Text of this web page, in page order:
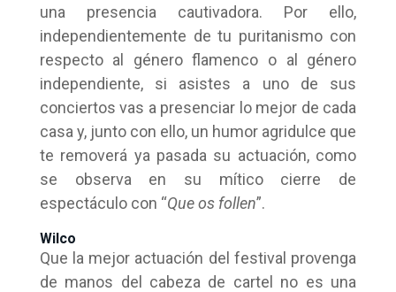
una presencia cautivadora. Por ello,
independientemente de tu puritanismo con
respecto al género flamenco o al género
independiente, si asistes a uno de sus
conciertos vas a presenciar lo mejor de cada
casa y, junto con ello, un humor agridulce que
te removerá ya pasada su actuación, como
se observa en su mítico cierre de
espectáculo con “Que os follen”.
Wilco
Que la mejor actuación del festival provenga
de manos del cabeza de cartel no es una